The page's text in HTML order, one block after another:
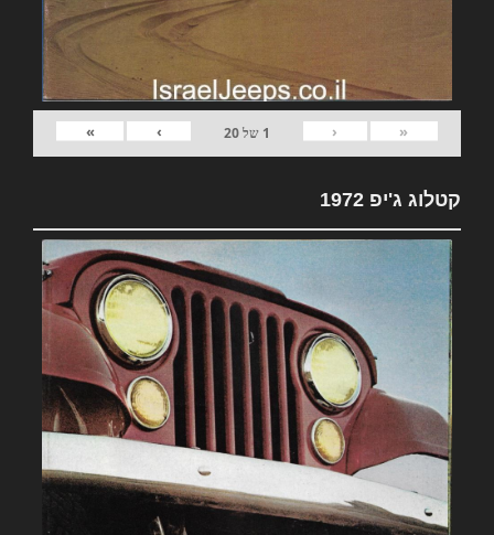
«
‹
1 של20
›
»
קטלוג ג'יפ 1972